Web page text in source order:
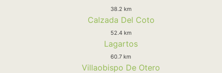
38.2 km
Calzada Del Coto
52.4 km
Lagartos
60.7 km
Villaobispo De Otero